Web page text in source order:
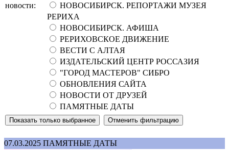
новости:
НОВОСИБИРСК. РЕПОРТАЖИ МУЗЕЯ
РЕРИХА
НОВОСИБИРСК. АФИША
РЕРИХОВСКОЕ ДВИЖЕНИЕ
ВЕСТИ С АЛТАЯ
ИЗДАТЕЛЬСКИЙ ЦЕНТР РОССАЗИЯ
"ГОРОД МАСТЕРОВ" СИБРО
ОБНОВЛЕНИЯ САЙТА
НОВОСТИ ОТ ДРУЗЕЙ
ПАМЯТНЫЕ ДАТЫ
07.03.2025 ПАМЯТНЫЕ ДАТЫ